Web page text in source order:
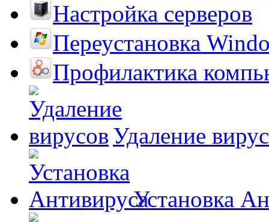
Настройка серверов
Переустановка
Профилактика
Удаление
Установка